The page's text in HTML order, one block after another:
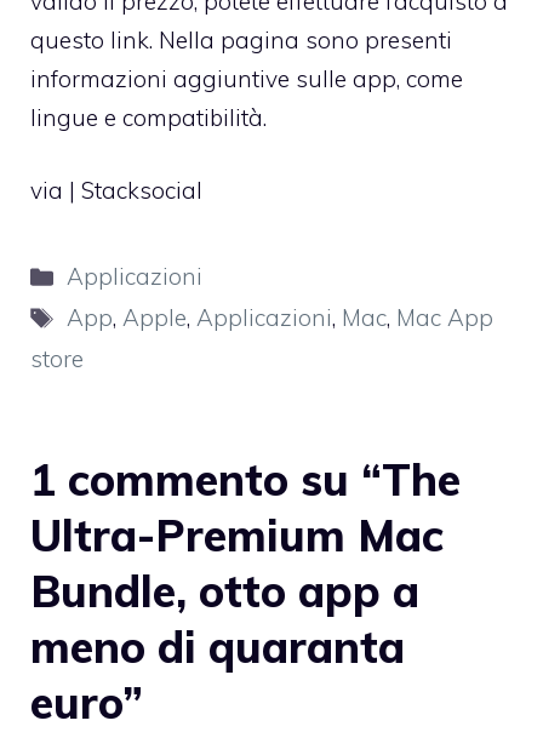
questo link. Nella pagina sono presenti
informazioni aggiuntive sulle app, come
lingue e compatibilità.
via | Stacksocial
Categorie
Applicazioni
Tag
App,Apple,Applicazioni, Mac, Mac App
store
1 commento su “The
Ultra-Premium Mac
Bundle, otto app a
meno di quaranta
euro”